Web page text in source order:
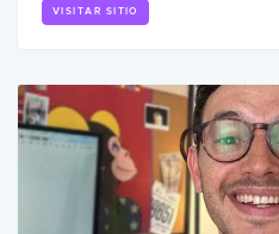
VISITAR SITIO